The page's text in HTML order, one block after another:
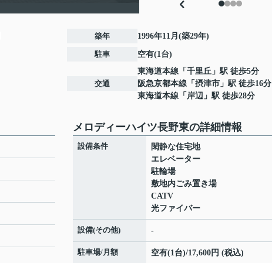
築年 1996年11月(築29年)
駐車 空有(1台)
交通
東海道本線 「 千里丘 」駅 徒歩5分
阪急京都本線 「 摂津市 」駅 徒歩16分
東海道本線 「 岸辺 」駅 徒歩28分
メロディーハイツ長野東の詳細情報
設備条件
閑静な住宅地
エレベーター
駐輪場
敷地内ごみ置き場
CATV
光ファイバー
設備(その他) -
駐車場/月額 空有(1台)/17,600円 (税込)